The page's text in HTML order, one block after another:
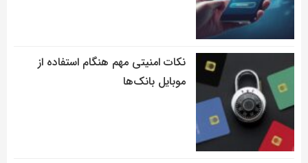
نکات امنیتی مهم هنگام استفاده از
موبایل بانک‌ها